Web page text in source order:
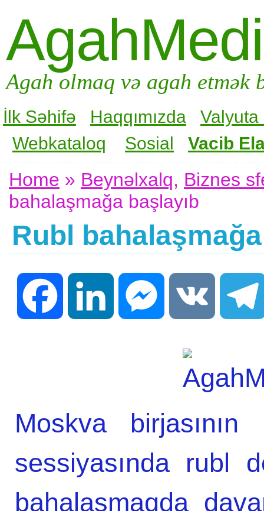
Agah olmaq və agah
İlk Səhifə Haqqımızda
Valyuta
Webkataloq
Sosial Vacib
Home » Beynəlxalq, Biznes
bahalaşmağa başlayıb
Rubl
Facebook LinkedIn Messenger VK
Moskva
sessiyasında rubl
bahalaşmaqda